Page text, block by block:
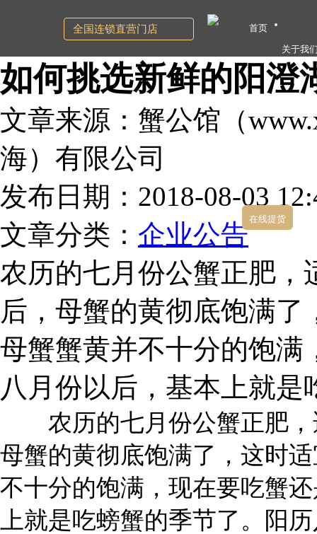
如何挑选新鲜的阳澄
文章来源：蟹公馆（
海）有限公司
发布日期：2018-08-03
文章分类： 企业公告
农历的七月份公蟹正肥，
后，母蟹的黄彻底饱满
母蟹蟹黄并不十分的饱满
八月份以后，基本上就是
农历的七月份公蟹正肥，
母蟹的黄彻底饱满了，这时
不十分的饱满，现在要吃蟹
上就是吃螃蟹的季节了。阳
全国连锁直营门店
首页
关于我
在线提货